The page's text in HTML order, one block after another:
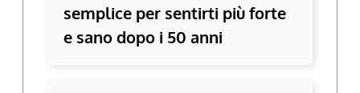
semplice per sentirti più forte
e sano dopo i 50 anni